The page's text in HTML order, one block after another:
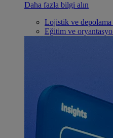
Daha fazla bilgi alın
Lojistik ve depolama
Eğitim ve